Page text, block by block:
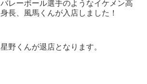
バレーボール選手のようなイケメン高
身長、風馬くんが入店しました！
星野くんが退店となります。